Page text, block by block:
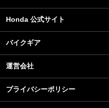
Honda 公式サイト
バイクギア
運営会社
プライバシーポリシー